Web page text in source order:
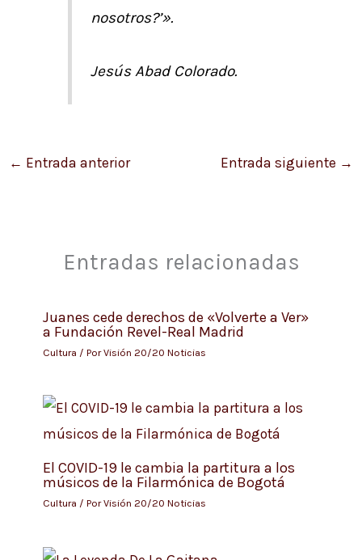
nosotros?’».
JesúsAbad Colorado.
← Entrada anterior Entrada siguiente →
Entradas relacionadas
Juanes cede derechos de «Volverte a Ver»
a Fundación Revel-Real Madrid
Cultura / PorVisión 20/20 Noticias
El COVID-19 le cambia la partitura a los
músicos de la Filarmónica de Bogotá
Cultura / PorVisión 20/20 Noticias